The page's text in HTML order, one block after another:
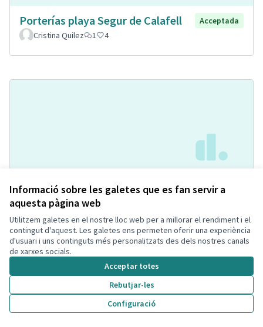
Informació sobre les galetes que es fan servir a
aquesta pàgina web
Utilitzem galetes en el nostre lloc web per a millorar el rendiment i el
contingut d'aquest. Les galetes ens permeten oferir una experiència
d'usuari i uns continguts més personalitzats des dels nostres canals
de xarxes socials.
Acceptar totes
Rebutjar-les
Configuració
Porterías playa Segur de Calafell
Acceptada
Cristina Quilez
1 4
Pipican con agility
Acceptada
Soniaa Prados Carmona